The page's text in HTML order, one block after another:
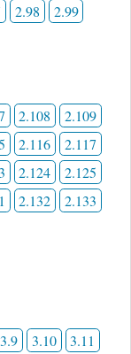
2.98
2.99
2.108
2.109
2.116
2.117
2.124
2.125
2.132
2.133
3.9 3.10
3.11